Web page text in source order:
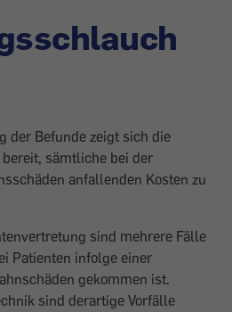
der Befunde zeigt sich die
sämtliche bei der
anfallenden Kosten zu
sind meh­rere Fälle
Patienten infolge einer
gekommen ist.
sind derartige Vorfälle